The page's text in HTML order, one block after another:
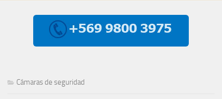
Cámaras de seguridad